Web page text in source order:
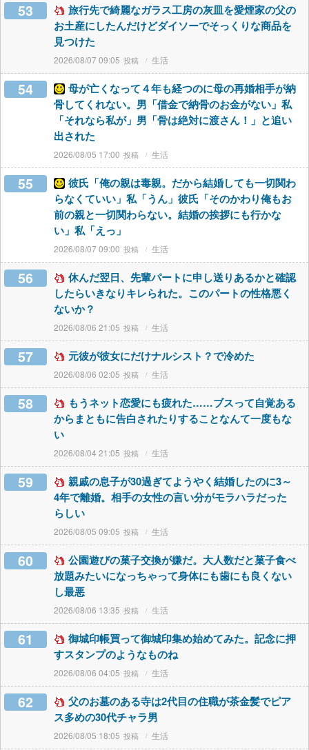
53
旅行先で綺麗なガラス工房の灰皿を愛煙家の父の
お土産にしたんだけどダイソーでそっくりな商品を
見つけた
2026/08/07 09:05 生活
54
母が亡くなって４年も経つのに母の再婚相手が納
骨してくれない。男「借金で納骨のお金がない」私
「それなら私が」男「骨は絶対に渡さん！」と追い
出された
2026/08/05 17:00 生活
55
彼氏「俺の親は毒親。だから結婚しても一切関わ
らなくていい」私「うん」彼氏「そのかわり俺もお
前の親と一切関わらない。結婚の挨拶にも行かな
い」私「えっ」
2026/08/07 09:00 生活
56
休んだ翌日、先輩パートに申し送りあるかと確認
したらいきなりキレられた。このパートの性格悪く
ないか？
2026/08/06 21:05 生活
57 元彼が彼女にだけナルシスト？で冷めた
2026/08/06 02:05 生活
58
もうネット恋愛にも疲れた……ブスって自覚ある
からまともに告白されたりすることなんて一度もな
い
2026/08/04 21:05 生活
59
親戚の息子が30過ぎてようやく結婚したのに3～
4年で離婚。相手の女性の言い分がモラハラだった
らしい
2026/08/05 09:05 生活
60
公園遊びの菓子交換が嫌だ。大人数だと菓子食べ
放題みたいになっちゃって身体にも歯にも良くない
し最悪
2026/08/06 13:35 生活
61
御城印帳買って御城印集め始めてみた。記念に押
すスタンプのようなものね
2026/08/06 04:05 生活
62
父のお墓のある寺は2代目の住職が茶金髪でピア
ス多めの30代チャラ男
2026/08/05 18:05 生活